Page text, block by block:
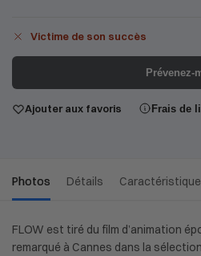
Victime de son succès
Prévenez-
Ajouter aux favoris Frais de
Photos Détails
FLOW est tiré du film d’animation
remarqué à Cannes dans la